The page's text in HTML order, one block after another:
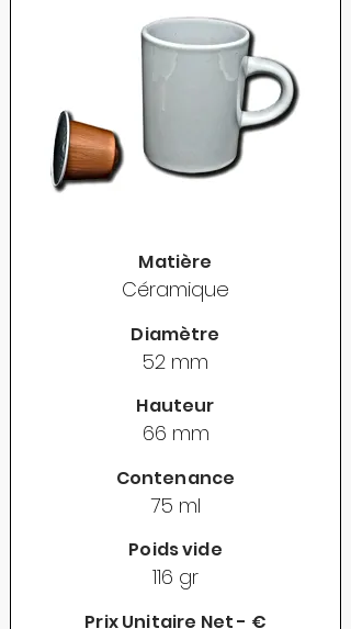
Matière
Céramique
Diamètre
52 mm
Hauteur
66 mm
Contenance
75 ml
Poids vide
116 gr
Prix Unitaire Net - €